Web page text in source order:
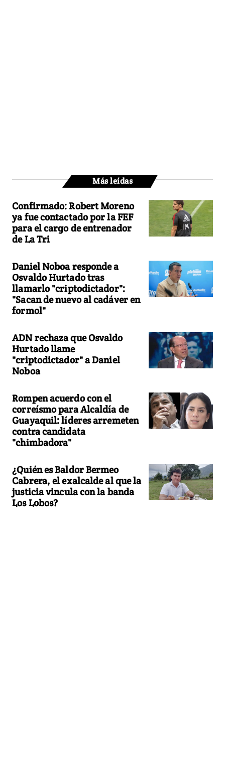
Más leídas
Confirmado: Robert Moreno
ya fue contactado por la FEF
para el cargo de entrenador
de La Tri
Daniel Noboa responde a
Osvaldo Hurtado tras
llamarlo "criptodictador":
"Sacan de nuevo al cadáver en
formol"
ADN rechaza que Osvaldo
Hurtado llame
"criptodictador" a Daniel
Noboa
Rompen acuerdo con el
correísmo para Alcaldía de
Guayaquil: líderes arremeten
contra candidata
"chimbadora"
¿Quién es Baldor Bermeo
Cabrera, el exalcalde al que la
justicia vincula con la banda
Los Lobos?